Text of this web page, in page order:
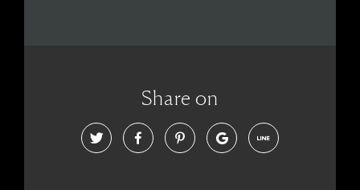
Share on